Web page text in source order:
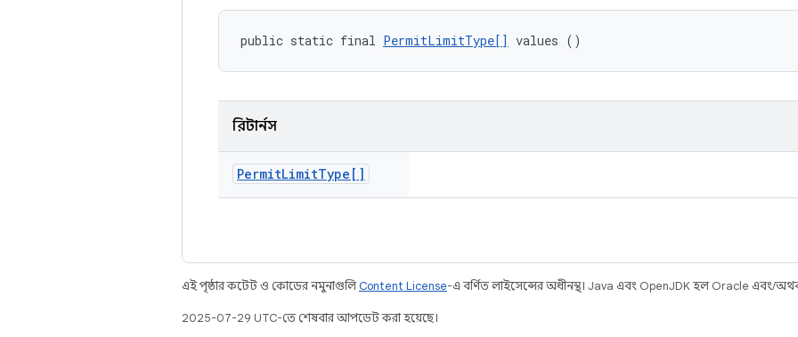
public static final PermitLimitType[] values ()
রিটার্নস
PermitLimitType[]
এই পৃষ্ঠার কন্টেন্ট ও কোডের নমুনাগুলিContent License-এ বর্ণিত লাইসেন্সের অধীনস্থ। Java এবং OpenJDK হল Oracle এবং/অথবা
2025-07-29 UTC-তে শেষবার আপডেট করা হয়েছে।